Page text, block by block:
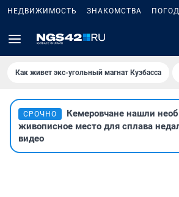
НЕДВИЖИМОСТЬ ЗНАКОМСТВА
Как живет экс-угольный магнат Кузбасса
СРОЧНО
Кемеровчане нашли
живописное место для сплава
видео